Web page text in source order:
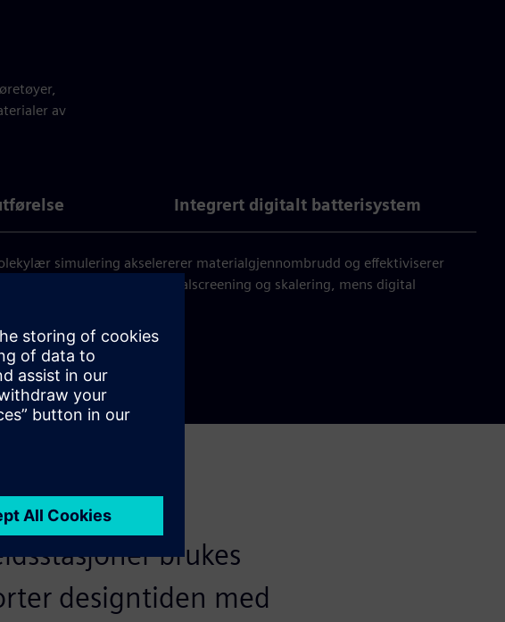
av
Integrert digitalt batterisystem
simulering akselererer materialgjennombrudd og effektiviserer
fremskynder materialscreening og skalering, mens digital
brukes
designtiden med